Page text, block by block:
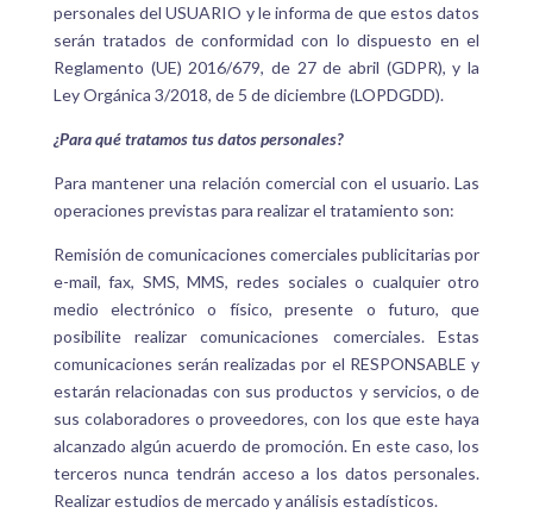
personales del USUARIO y le informa de que estos datos
serán tratados de conformidad con lo dispuesto en el
Reglamento (UE) 2016/679, de 27 de abril (GDPR), y la
Ley Orgánica 3/2018, de 5 de diciembre (LOPDGDD).
¿Para qué tratamos tus datos personales?
Para mantener una relación comercial con el usuario. Las
operaciones previstas para realizar el tratamiento son:
Remisión de comunicaciones comerciales publicitarias por
e-mail, fax, SMS, MMS, redes sociales o cualquier otro
medio electrónico o físico, presente o futuro, que
posibilite realizar comunicaciones comerciales. Estas
comunicaciones serán realizadas por el RESPONSABLE y
estarán relacionadas con sus productos y servicios, o de
sus colaboradores o proveedores, con los que este haya
alcanzado algún acuerdo de promoción. En este caso, los
terceros nunca tendrán acceso a los datos personales.
Realizar estudios de mercado y análisis estadísticos.